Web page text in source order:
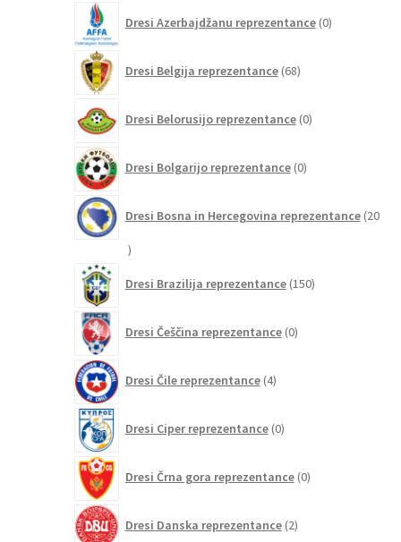
Dresi Azerbajdžanu reprezentance 0izdelkov
Dresi Belgija reprezentance 68izdelkov
Dresi Belorusijo reprezentance 0izdelkov
Dresi Bolgarijo reprezentance 0izdelkov
Dresi Bosna in Hercegovina reprezentance 20
20
Dresi Brazilija reprezentance 150izdelkov
Dresi Češčina reprezentance 0izdelkov
Dresi Čile reprezentance 4izdelki
Dresi Ciper reprezentance 0izdelkov
Dresi Črna gora reprezentance 0izdelkov
Dresi Danska reprezentance 2izdelka